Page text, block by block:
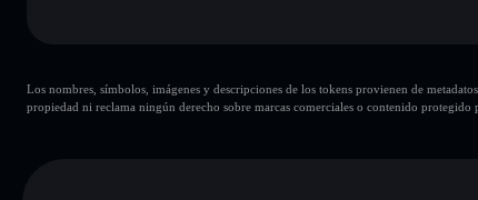
Los nombres, símbolos, imágenes y descripciones de los tokens provienen de
propiedad ni reclama ningún derecho sobre marcas comerciales o contenido protegido